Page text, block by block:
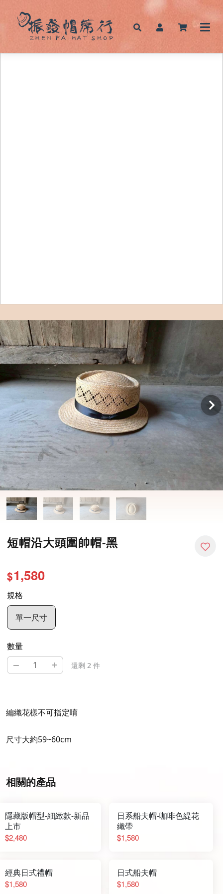
短帽沿大頭圍帥帽-黑
$1,580
規格
單一尺寸
數量
– + 還剩 2 件
編織花樣不可指定唷
尺寸大約59~60cm
相關的產品
隱藏版帽型-細緻款-新品
上市
$2,480
日系船夫帽-咖啡色緹花
織帶
$1,580
經典日式禮帽
$1,580
日式船夫帽
$1,580